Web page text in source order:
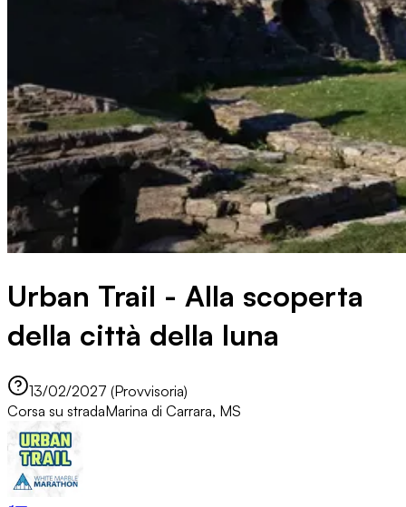
Urban Trail - Alla scoperta
della città della luna
13/02/2027 (Provvisoria)
Corsa su stradaMarina di Carrara, MS